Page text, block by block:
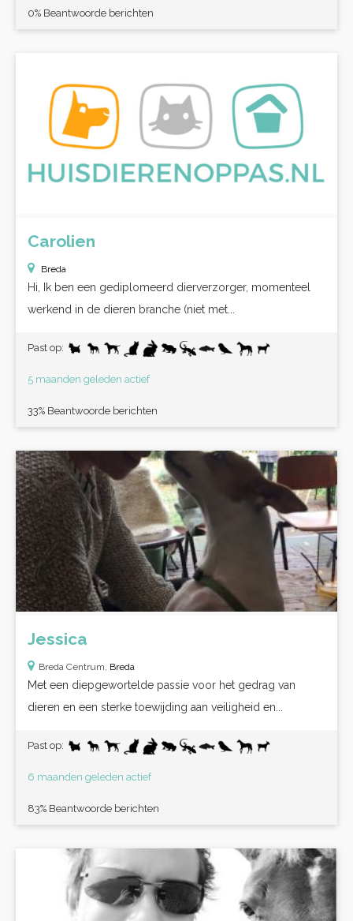
0% Beantwoorde berichten
Carolien
Breda
Hi, Ik ben een gediplomeerd dierverzorger, momenteel
werkend in de dieren branche (niet met...
Past op:
5 maanden geleden actief
33% Beantwoorde berichten
Jessica
Breda Centrum, Breda
Met een diepgewortelde passie voor het gedrag van
dieren en een sterke toewijding aan veiligheid en...
Past op:
6 maanden geleden actief
83% Beantwoorde berichten